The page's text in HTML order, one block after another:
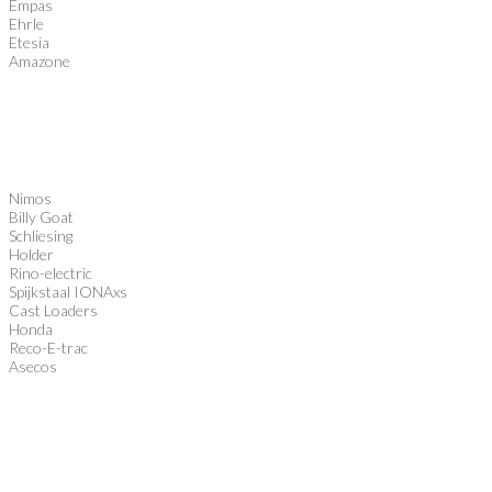
Empas
Ehrle
Etesia
Amazone
Nimos
Billy Goat
Schliesing
Holder
Rino-electric
Spijkstaal IONAxs
Cast Loaders
Honda
Reco-E-trac
Asecos